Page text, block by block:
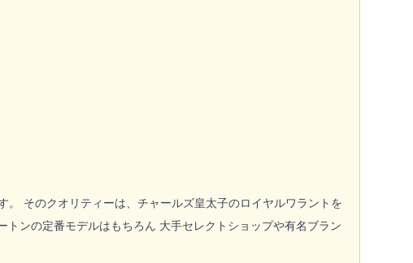
そのクオリティーは、チャールズ皇太子のロイヤルワラントを
ンの定番モデルはもちろん 大手セレクトショップや有名ブラン